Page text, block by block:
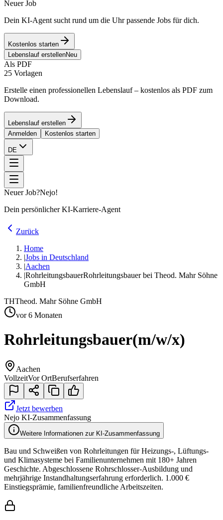
Neuer Job
Dein KI-Agent sucht rund um die Uhr passende Jobs für dich.
Kostenlos starten
Lebenslauf erstellenNeu
Als PDF
25 Vorlagen
Erstelle einen professionellen Lebenslauf – kostenlos als PDF zum
Download.
Lebenslauf erstellen
Anmelden
Kostenlos starten
DE
Neuer Job?Nejo!
Dein persönlicher KI-Karriere-Agent
Zurück
Home
|Jobs in Deutschland
|Aachen
|RohrleitungsbauerRohrleitungsbauer bei Theod. Mahr Söhne
GmbH
THTheod. Mahr Söhne GmbH
vor 6 Monaten
Rohrleitungsbauer(m/w/x)
Aachen
VollzeitVor OrtBerufserfahren
Jetzt bewerben
Nejo KI-Zusammenfassung
Weitere Informationen zur KI-Zusammenfassung
Bau und Schweißen von Rohrleitungen für Heizungs-, Lüftungs-
und Klimasysteme bei Familienunternehmen mit 180+ Jahren
Geschichte. Abgeschlossene Rohrschlosser-Ausbildung und
mehrjährige Instandhaltungserfahrung erforderlich. 1.000 €
Einstiegsprämie, familienfreundliche Arbeitszeiten.